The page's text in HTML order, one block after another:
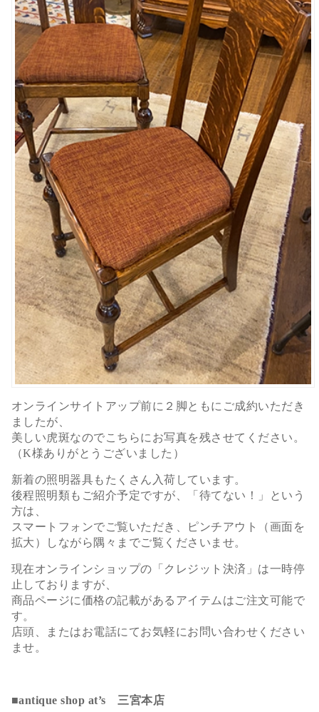
オンラインサイトアップ前に２脚ともにご成約いただき
ましたが、
美しい虎斑なのでこちらにお写真を残させてください。
（K様ありがとうございました）
新着の照明器具もたくさん入荷しています。
後程照明類もご紹介予定ですが、「待てない！」という
方は、
スマートフォンでご覧いただき、ピンチアウト（画面を
拡大）しながら隅々までご覧くださいませ。
現在オンラインショップの「クレジット決済」は一時停
止しておりますが、
商品ページに価格の記載があるアイテムはご注文可能で
す。
店頭、またはお電話にてお気軽にお問い合わせください
ませ。
■antique shop at’s 三宮本店